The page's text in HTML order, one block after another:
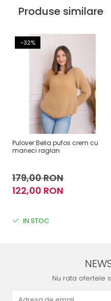
Produse similare
-32%
Pulover Bella pufos crem cu
maneci raglan
179,00 RON
122,00 RON
IN STOC
Nu rata ofertele